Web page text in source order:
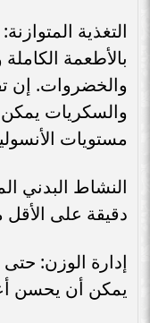
التغذية
بالأطعمة
والخضروات. إن
والسكريات
مستويات
دقيقة على الأقل
يمكن أن يحسن